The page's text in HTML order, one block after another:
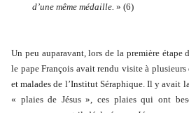
d’une même médaille. » (6)
Un peu auparavant, lors de la première étape
le pape François avait rendu visite à plusieurs
et malades de l’Institut Séraphique. Il y avait
« plaies de Jésus », ces plaies qui ont